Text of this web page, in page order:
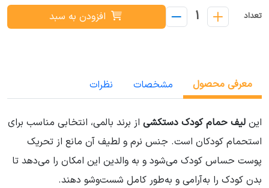
تعداد 1 افزودن به سبد
معرفی محصول مشخصات نظرات
این لیف حمام کودک دستکشی از برند بالمی، انتخابی مناسب برای
استحمام کودکان است. جنس نرم و لطیف آن مانع از تحریک
پوست حساس کودک می‌شود و به والدین این امکان را می‌دهد تا
بدن کودک را به‌آرامی و به‌طور کامل شست‌وشو دهند.